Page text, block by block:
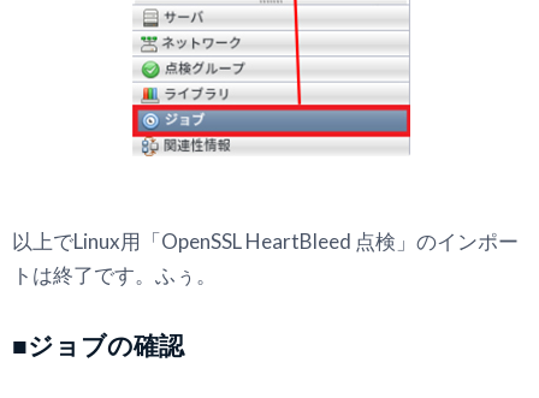
以上でLinux用「OpenSSL HeartBleed 点検」のインポー
トは終了です。ふぅ。
■ジョブの確認